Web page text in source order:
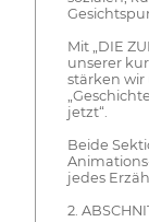
Mit „DIE
unserer
stärken wir
jetzt“.
Beide
jedes
2.